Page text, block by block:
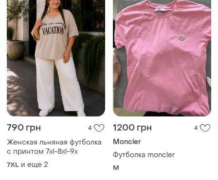
790 грн 4
Женская льняная футболка
с принтом 7xl-8xl-9x
7XL и еще 2
1200 грн 4
Moncler
Футболка moncler
M